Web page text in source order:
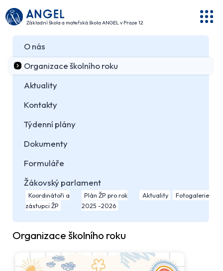
Základní škola a mateřská škola ANGEL v Praze 12
O nás
Organizace školního roku
Aktuality
Kontakty
Týdenní plány
Dokumenty
Formuláře
Žákovský parlament
Koordinátoři a
zástupci ŽP
Plán ŽP pro rok
2025 -2026
Aktuality Fotogalerie
Organizace školního roku